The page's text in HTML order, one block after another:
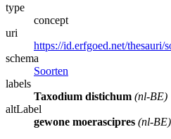
type
concept
uri
https://id.erfgoed.net/thesauri/
schema
Soorten
labels
Taxodium distichum (nl-BE)
altLabel
gewone moerascipres (nl-BE)